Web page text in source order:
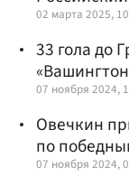
02 марта 2025,
33 гола до
07 ноября 2024,
Овечкин
по
07 ноября 2024,